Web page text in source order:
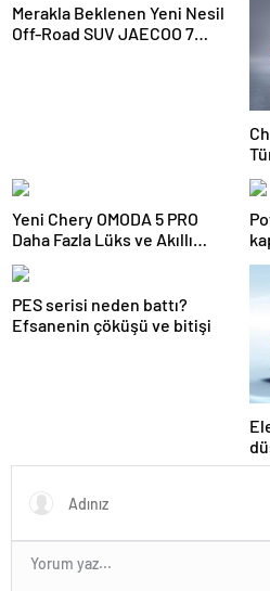
Merakla Beklenen Yeni Nesil
Off-Road SUV JAECOO 7
Yeni Chery OMODA 5 PRO
Daha Fazla Lüks ve Akıllı
Teknoloji ile Geldi!
PES serisi neden battı?
Efsanenin çöküşü ve bitişi